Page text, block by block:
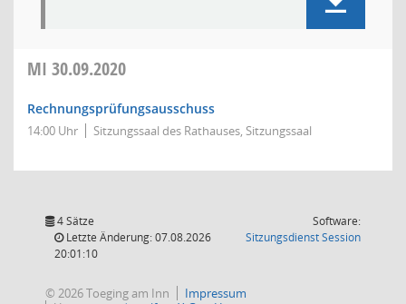
MI 30.09.2020
Rechnungsprüfungsausschuss
14:00 Uhr Sitzungssaal des Rathauses, Sitzungssaal
4 Sätze
Letzte Änderung: 07.08.2026
20:01:10
Software:
SitzungsdienstSession(Wird in
© 2026 Toeging am Inn
Impressum